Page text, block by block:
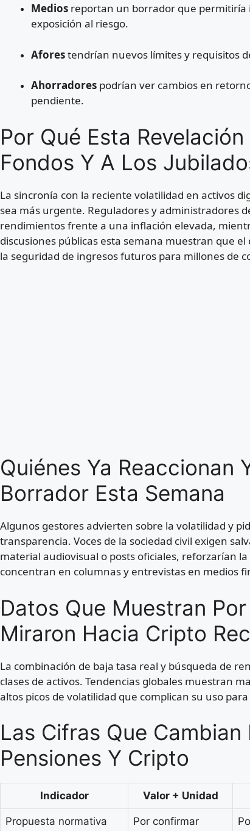
Medios reportan un borrador que
exposición al riesgo.
Aforestendrían nuevos límites y requisitos
Ahorradores podrían ver cambios en
pendiente.
Por Qué Esta
Fondos Y A Los
La sincronía con la reciente volatilidad en activos
sea más urgente. Reguladores y administradores
rendimientos frente a una inflación elevada,
discusiones públicas esta semana muestran que
la seguridad de ingresos futuros para millones de
Quiénes Ya Reaccionan
Borrador Esta Semana
Algunos gestores advierten sobre la volatilidad y
transparencia. Voces de la sociedad civil exigen
material audiovisual o posts oficiales, reforzarían
concentran en columnas y entrevistas en medios
Datos Que Muestran
Miraron Hacia Cripto
La combinación de baja tasa real y búsqueda de
clases de activos. Tendencias globales muestran
altos picos de volatilidad que complican su uso
Las Cifras Que Cambian
Pensiones Y Cripto
Indicador Valor + Unidad
Propuesta normativa Por confirmar